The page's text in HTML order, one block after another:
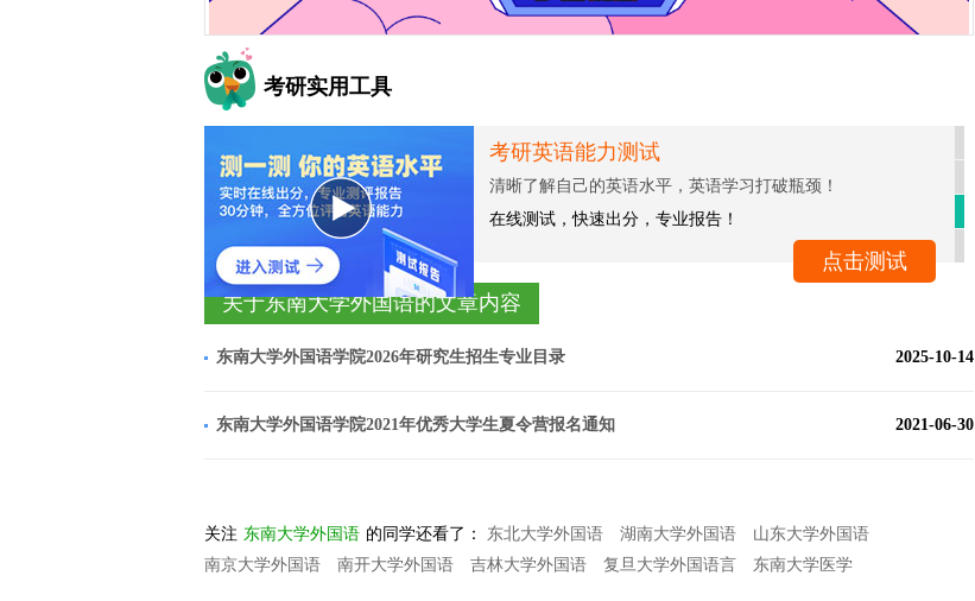
考研实用工具
考研英语能力测试
清晰了解自己的英语水平，英语学习打破瓶颈！
在线测试，快速出分，专业报告！
点击测试
关于东南大学外国语的文章内容
东南大学外国语学院2026年研究生招生专业目录 2025-10-14
东南大学外国语学院2021年优秀大学生夏令营报名通知 2021-06-30
关注 东南大学外国语 的同学还看了： 东北大学外国语 湖南大学外国语
山东大学外国语
南京大学外国语
南开大学外国语 吉林大学外国语 复旦大学外国语言 东南大学医学